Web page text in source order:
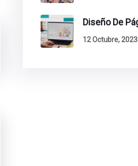
12 Octubre, 2023